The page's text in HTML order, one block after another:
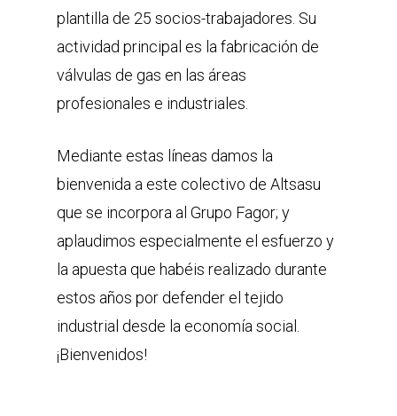
plantilla de 25 socios-trabajadores. Su
actividad principal es la fabricación de
válvulas de gas en las áreas
profesionales e industriales.
Mediante estas líneas damos la
bienvenida a este colectivo de Altsasu
que se incorpora al Grupo Fagor; y
aplaudimos especialmente el esfuerzo y
la apuesta que habéis realizado durante
estos años por defender el tejido
industrial desde la economía social.
¡Bienvenidos!